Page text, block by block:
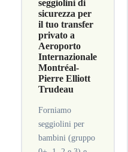
seggiolini di
sicurezza per
il tuo transfer
privato a
Aeroporto
Internazionale
Montréal-
Pierre Elliott
Trudeau
Forniamo
seggiolini per
bambini (gruppo